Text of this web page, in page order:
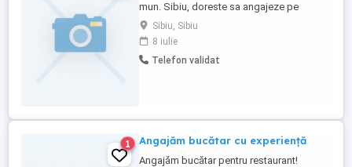
mun. Sibiu, doreste sa angajeze pe
urmatoarele posturi: "LUCRATOR
COMERCIAL" - 4 posturi disponibile CV-
urile se pot trimite la adresa de e-mail
afisata pe site.
Sibiu, Sibiu
8 iulie
Telefon validat
1 Angajăm bucătar cu experiență
Angajăm bucătar pentru restaurant!